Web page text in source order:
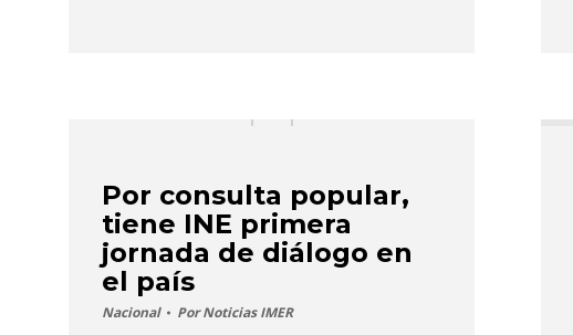
Por consulta popular,
tiene INE primera
jornada de diálogo en
el país
Nacional PorNoticias IMER